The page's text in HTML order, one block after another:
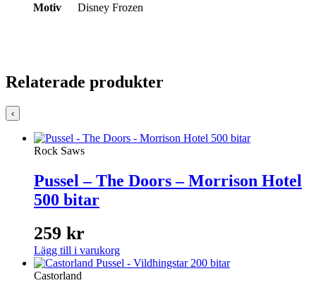
Motiv Disney Frozen
Relaterade produkter
‹
Rock Saws
Pussel – The Doors – Morrison Hotel
500 bitar
259 kr
Lägg till i varukorg
Castorland